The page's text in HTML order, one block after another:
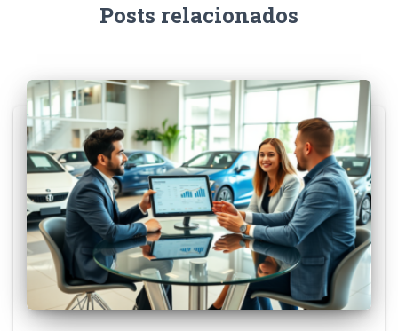
Posts relacionados